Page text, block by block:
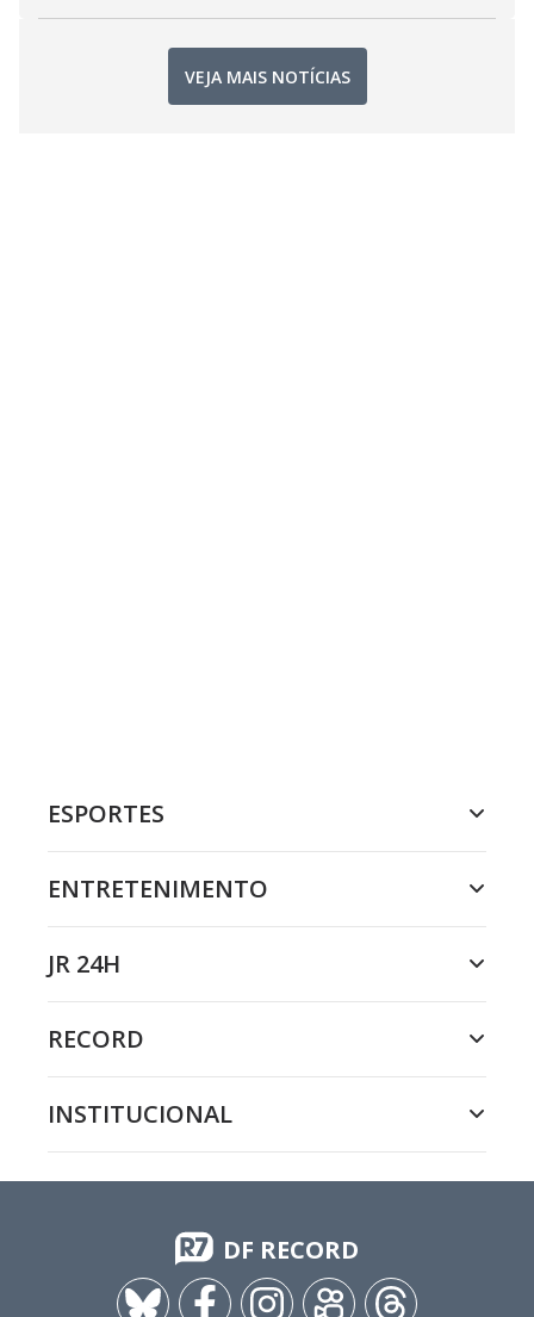
VEJA MAIS NOTÍCIAS
ESPORTES
ENTRETENIMENTO
JR 24H
RECORD
INSTITUCIONAL
DF RECORD